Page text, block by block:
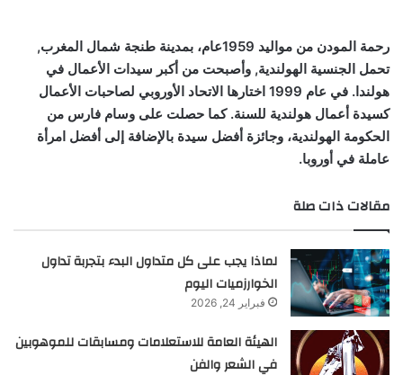
رحمة المودن من مواليد 1959عام، بمدينة طنجة شمال المغرب,
تحمل الجنسية الهولندية, وأصبحت من أكبر سيدات الأعمال في
هولندا. في عام 1999 اختارها الاتحاد الأوروبي لصاحبات الأعمال
كسيدة أعمال هولندية للسنة. كما حصلت على وسام فارس من
الحكومة الهولندية، وجائزة أفضل سيدة بالإضافة إلى أفضل امرأة
عاملة في أوروبا.
مقالات ذات صلة
لماذا يجب على كل متداول البدء بتجربة تداول
الخوارزميات اليوم
فبراير 24, 2026
الهيئة العامة للاستعلامات ومسابقات للموهوبين
في الشعر والفن